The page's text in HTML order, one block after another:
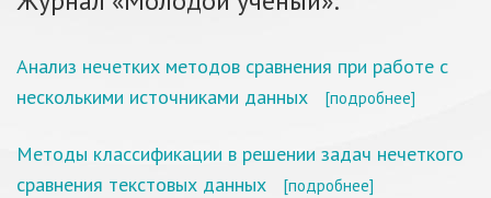
Анализ нечетких методов сравнения при работе с
несколькими источниками данных
[подробнее]
Методы классификации в решении задач нечеткого
сравнения текстовых данных
[подробнее]